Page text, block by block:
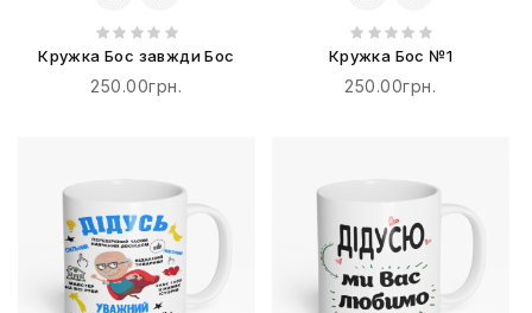
Кружка Бос завжди Бос
250.00грн.
Кружка Бос №1
250.00грн.